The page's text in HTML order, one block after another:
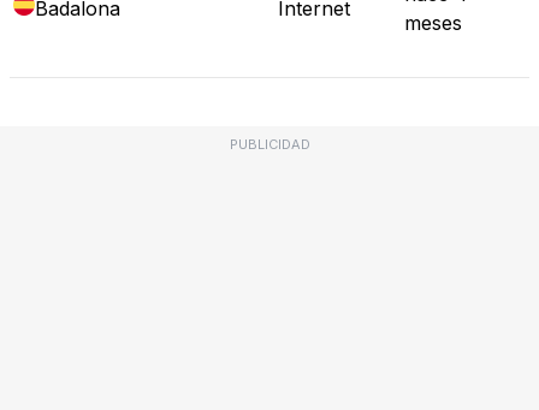
Badalona
Internet
meses
PUBLICIDAD